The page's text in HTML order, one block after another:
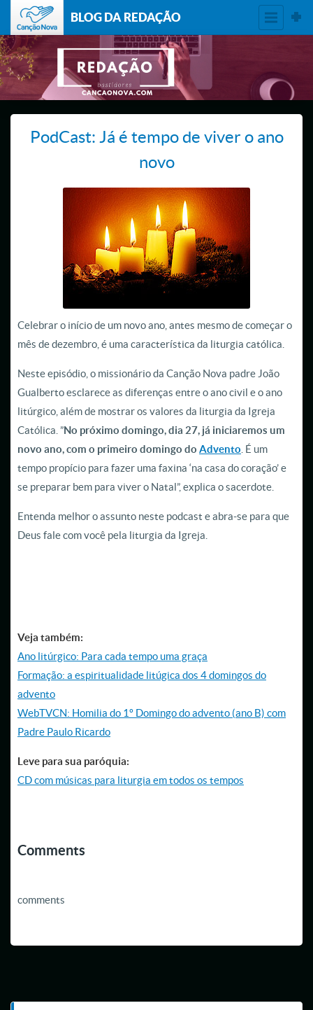
BLOG DA REDAÇÃO
PodCast: Já é tempo de viver o ano
novo
Celebrar o início de um novo ano, antes mesmo de começar o
mês de dezembro, é uma característica da liturgia católica.
Neste episódio, o missionário da Canção Nova padre João
Gualberto esclarece as diferenças entre oano civil e o ano
litúrgico, além de mostrar os valores da liturgia da Igreja
Católica. ”No próximo domingo, dia 27, já iniciaremos um
novo ano, com o primeiro domingo do Advento . É um
tempo propício para fazer uma faxina ‘na casa do coração’ e
se preparar bem para viver o Natal”, explica o sacerdote.
Entenda melhor o assunto neste podcast e abra-se para que
Deus fale com você pela liturgia da Igreja.
Veja também:
Ano litúrgico: Para cada tempo uma graça
Formação: a espiritualidade litúgica dos 4 domingos do
advento
WebTVCN: Homilia do 1º Domingo do advento (ano B) com
Padre Paulo Ricardo
Leve para sua paróquia:
CD com músicas para liturgia em todos os tempos
Comments
comments